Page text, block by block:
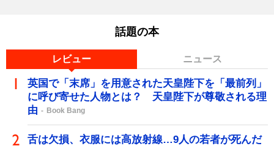
話題の本
レビュー ニュース
英国で「末席」を用意された天皇陛下を「最前列」
に呼び寄せた人物とは？ 天皇陛下が尊敬される理
由
Book Bang
舌は欠損、衣服には高放射線…9人の若者が死んだ